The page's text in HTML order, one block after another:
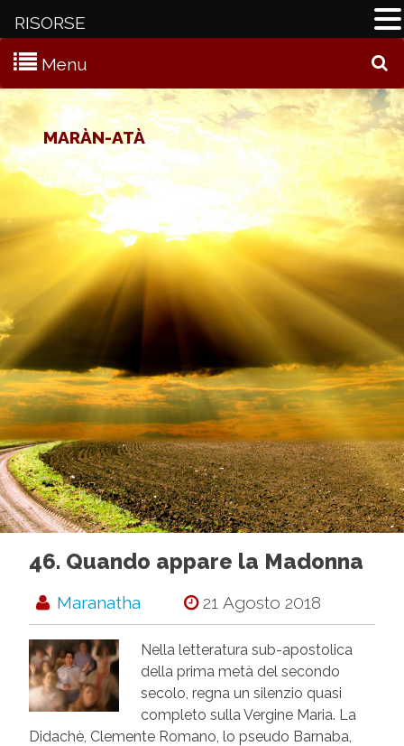
Menu
MARÀN-ATÀ
Il Signore viene…
46. Quando appare la Madonna
Maranatha 21 Agosto 2018
Nella letteratura sub-apostolica
della prima metà del secondo
secolo, regna un silenzio quasi
completo sulla Vergine Maria. La
Didachè, Clemente Romano, lo pseudo Barnaba,
RISORSE